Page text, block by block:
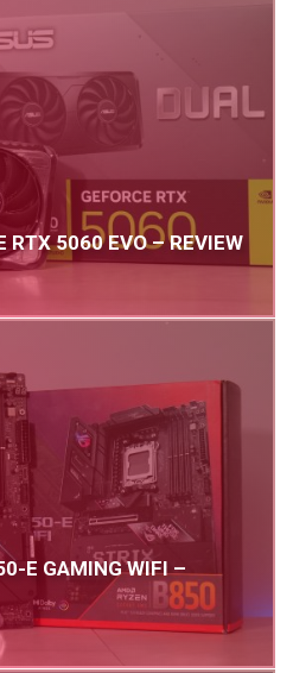
RTX 5060 EVO – REVIEW
E GAMING WIFI –